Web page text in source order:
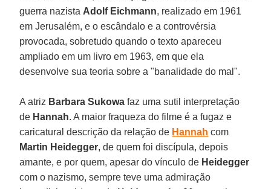
guerra nazista Adolf Eichmann, realizado em 1961
em Jerusalém, e o escândalo e a controvérsia
provocada, sobretudo quando o texto apareceu
ampliado em um livro em 1963, em que ela
desenvolve sua teoria sobre a "banalidade do mal".
A atriz Barbara Sukowa faz uma sutil interpretação
de Hannah. A maior fraqueza do filme é a fugaz e
caricatural descrição da relação de Hannah com
Martin Heidegger, de quem foi discípula, depois
amante, e por quem, apesar do vínculo de Heidegger
com o nazismo, sempre teve uma admiração